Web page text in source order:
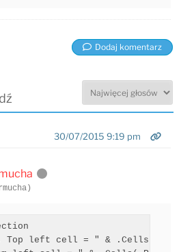
Dodaj komentarz
30/07/2015 9:19 pm
Top left cell = " &